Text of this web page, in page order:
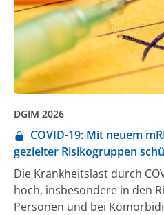
DGIM 2026
COVID-19: Mit neuem
gezielter Risikogruppen
Die Krankheitslast durch
hoch, insbesondere in den
Personen und bei